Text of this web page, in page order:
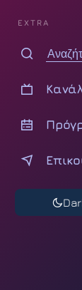
EXTRA